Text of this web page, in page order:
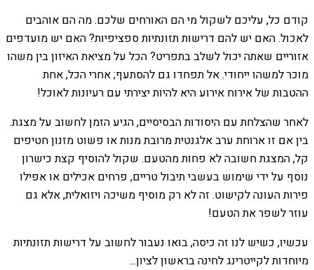
קודם כל, עליכם לשקול מי הם האורחים שלכם. מה הם אוהבים
לאכול. האם יש להם דרישות תזונתיות ספציפיות? האם יש מועדפים
אזוריים שאתה יכול לשלב בתפריט? הכל על מציאת האיזון בין משהו
מוכר למשהו ייחודי. אל תפחדו גם להסתעף; אחרי הכל, אחת
ההטבות של אירוח אירוע היא להיות יצירתי עם רעיונות לאוכל!
לאחר שהצלחת עם היסודות הבסיסיים, הגיע הזמן לחשוב על מצגת.
בין אם זו ארוחת ערב אלגנטית מרובת מנות או פשוט מזנון חטיפים
קל, המצגת חשובה לא פחות מהטעם. שקול להוסיף קצת כישרון
נוסף על ידי שימוש בעשבי תיבול טריים, פרחים אכילים או אפילו
פירות העונה לקישוט. זה לא רק מוסיף משיכה ויזואלית, אלא גם
עוזר לשפר את הטעם!
עכשיו, כשיש לנו זה כיסה, בואו נעבור לחשוב על דרישות תזונתיות
מיוחדות לקייטרינג לחינה בראשון לציון...